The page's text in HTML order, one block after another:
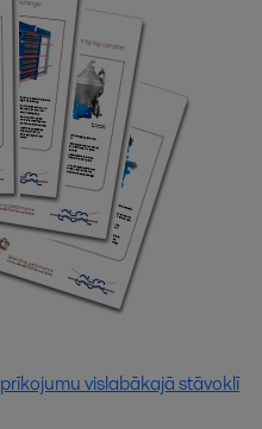
vislabākajā stāvoklī